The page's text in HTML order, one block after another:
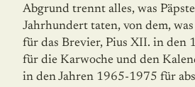
Abgrund trennt alles, was
Jahrhundert taten, von dem,
für das Brevier, Pius XII. in den
für die Karwoche und den
in den Jahren 1965-1975 für